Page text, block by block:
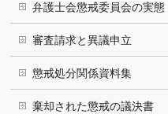
弁護士会懲戒委員会の実態
審査請求と異議申立
懲戒処分関係資料集
棄却された懲戒の議決書